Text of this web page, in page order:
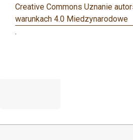
Creative Commons Uznanie
warunkach 4.0 Miedzynarodowe
.